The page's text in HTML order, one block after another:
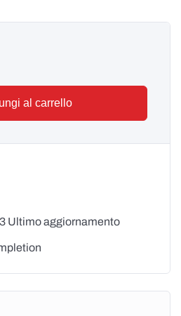
al carrello
Ultimo aggiornamento